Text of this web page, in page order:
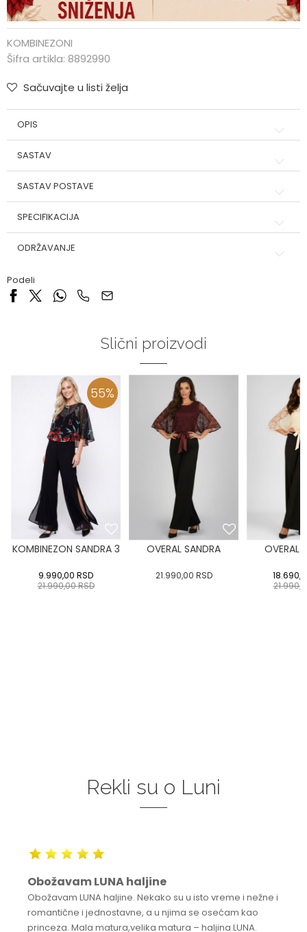
KOMBINEZONI
Šifra artikla: 8892990
Sačuvajte u listi želja
OPIS
SASTAV
SASTAV POSTAVE
SPECIFIKACIJA
ODRŽAVANJE
Podeli
Slični proizvodi
55%
KOMBINEZON SANDRA 3
9.990,00 RSD
21.990,00RSD
OVERAL SANDRA
21.990,00 RSD
OVERAL
Rekli su o Luni
Obožavam LUNA haljine
Obožavam LUNA haljine. Nekako su u isto vreme i nežne i
romantične i jednostavne, a u njima se osećam kao
princeza. Mala matura,velika matura – haljina LUNA.